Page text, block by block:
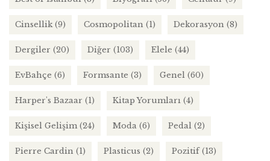
Cinsellik(9) Cosmopolitan (1) Dekorasyon (8)
Dergiler (20) Diğer (103) Elele (44)
EvBahçe (6) Formsante (3) Genel (60)
Harper's Bazaar (1) Kitap Yorumları (4)
Kişisel Gelişim (24) Moda (6) Pedal (2)
Pierre Cardin (1) Plasticus (2) Pozitif(13)